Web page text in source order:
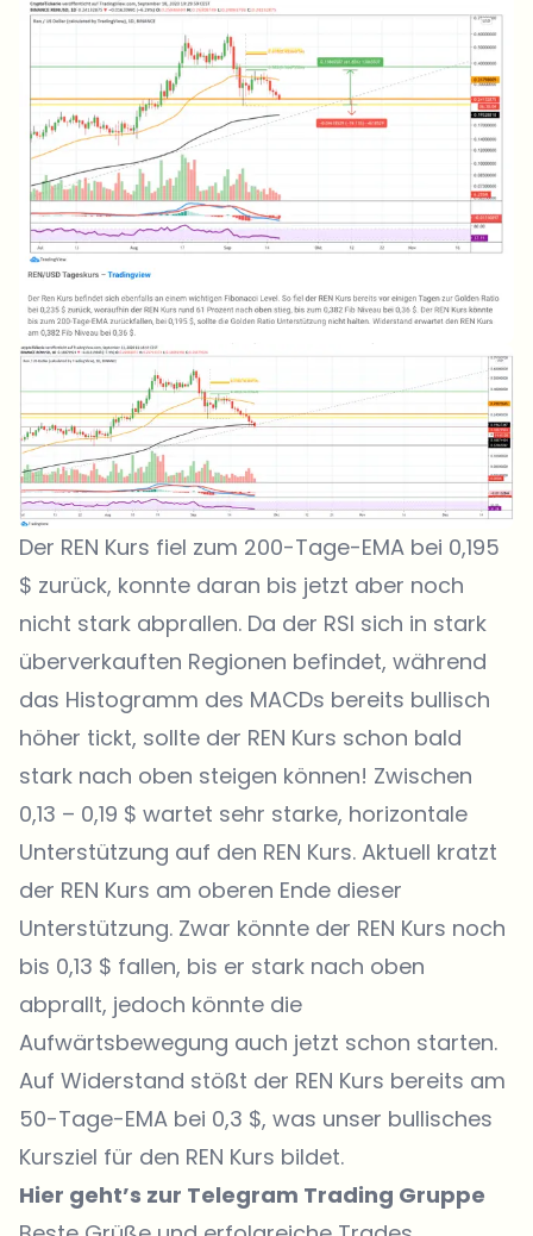
Der REN Kurs fiel zum 200-Tage-EMA bei 0,195
$ zurück, konnte daran bis jetzt aber noch
nicht stark abprallen. Da der RSI sich in stark
überverkauften Regionen befindet, während
das Histogramm des MACDs bereits bullisch
höher tickt, sollte der REN Kurs schon bald
stark nach oben steigen können! Zwischen
0,13 – 0,19 $ wartet sehr starke, horizontale
Unterstützung auf den REN Kurs. Aktuell kratzt
der REN Kurs am oberen Ende dieser
Unterstützung. Zwar könnte der REN Kurs noch
bis 0,13 $ fallen, bis er stark nach oben
abprallt, jedoch könnte die
Aufwärtsbewegung auch jetzt schon starten.
Auf Widerstand stößt der REN Kurs bereits am
50-Tage-EMA bei 0,3 $, was unser bullisches
Kursziel für den REN Kurs bildet.
Hier geht’s zur Telegram Trading Gruppe